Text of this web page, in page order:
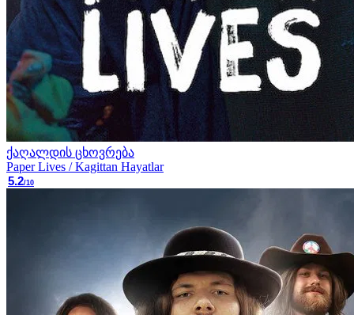
ქაღალდის ცხოვრება
Paper Lives / Kagittan Hayatlar
5.2/10